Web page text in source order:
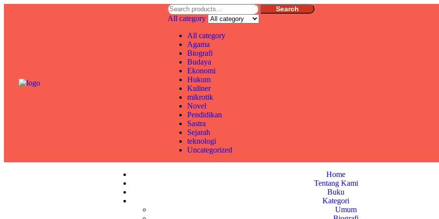
Search
All category
All category
Agama
Biografi
Budaya
Ekonomi
Hukum
Kuliner
mikrotik
Novel
Pendidikan
Sastra
Sejarah
teknologi
Uncategorized
Home
Tentang Kami
Buku
Kategori
Umum